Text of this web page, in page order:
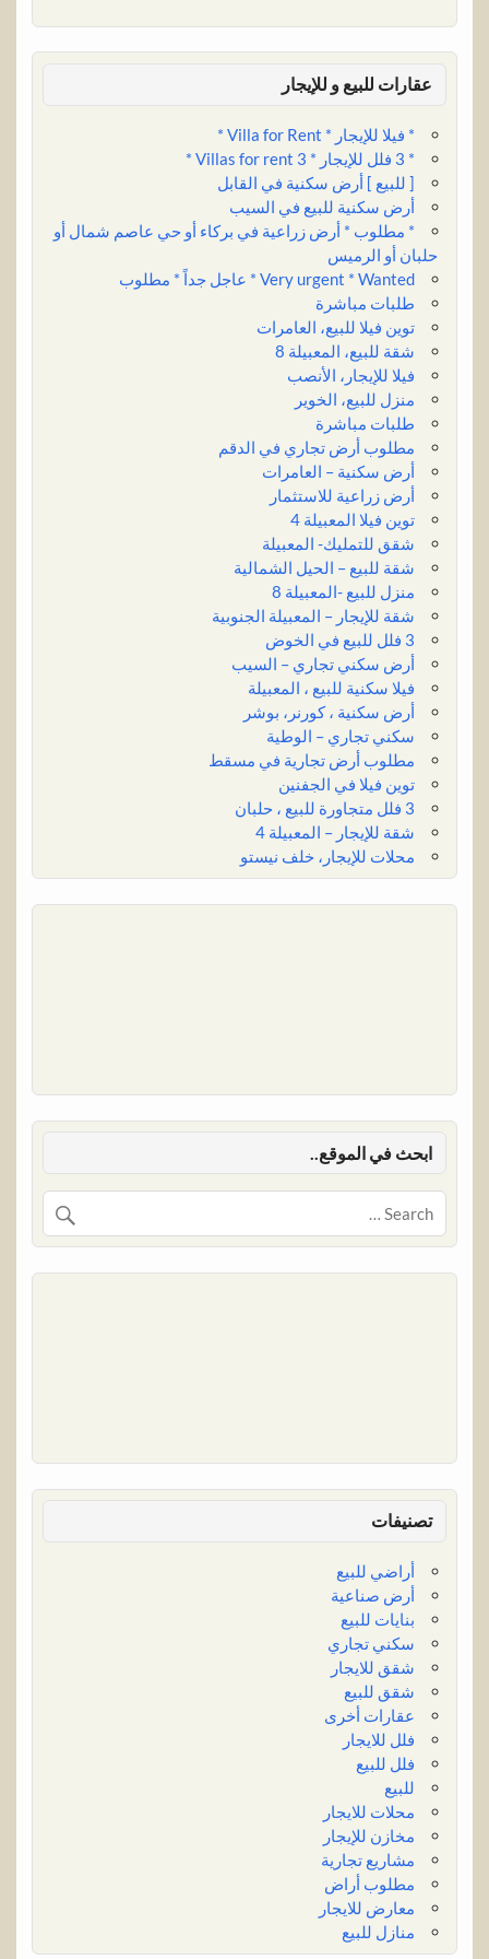
عقارات للبيع و للإيجار
* فيلا للإيجار * Villa for Rent *
* 3 فلل للإيجار * 3 Villas for rent *
[ للبيع ] أرض سكنية في القابل
أرض سكنية للبيع في السيب
* مطلوب * أرض زراعية في بركاء أو حي عاصم شمال أو
حلبان أو الرميس
Very urgent * Wanted * عاجل جداً * مطلوب
طلبات مباشرة
توين فيلا للبيع، العامرات
شقة للبيع، المعبيلة 8
فيلا للإيجار، الأنصب
منزل للبيع، الخوير
طلبات مباشرة
مطلوب أرض تجاري في الدقم
أرض سكنية – العامرات
أرض زراعية للاستثمار
توين فيلا المعبيلة 4
شقق للتمليك- المعبيلة
شقة للبيع – الحيل الشمالية
منزل للبيع -المعبيلة 8
شقة للإيجار – المعبيلة الجنوبية
3 فلل للبيع في الخوض
أرض سكني تجاري – السيب
فيلا سكنية للبيع ، المعبيلة
أرض سكنية ، كورنر، بوشر
سكني تجاري – الوطية
مطلوب أرض تجارية في مسقط
توين فيلا في الجفنين
3 فلل متجاورة للبيع ، حلبان
شقة للإيجار – المعبيلة 4
محلات للإيجار، خلف نيستو
ابحث في الموقع..
تصنيفات
أراضي للبيع
أرض صناعية
بنايات للبيع
سكني تجاري
شقق للايجار
شقق للبيع
عقارات أخرى
فلل للايجار
فلل للبيع
للبيع
محلات للايجار
مخازن للإيجار
مشاريع تجارية
مطلوب أراض
معارض للايجار
منازل للبيع